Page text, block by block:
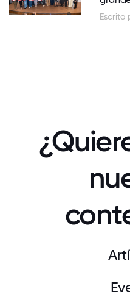
Escrito